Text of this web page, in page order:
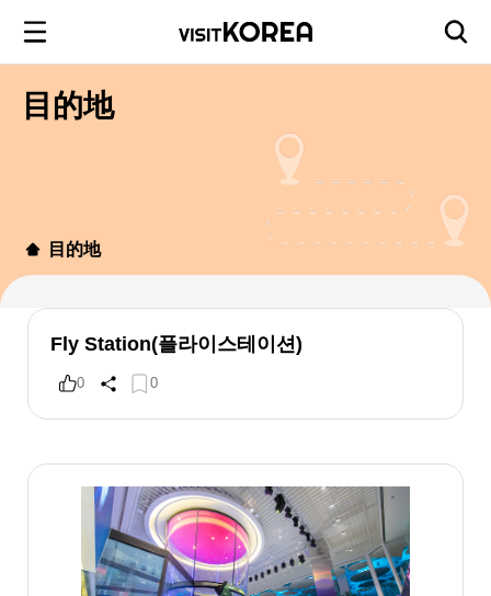
目的地
目的地
Fly Station(플라이스테이션)
0 0